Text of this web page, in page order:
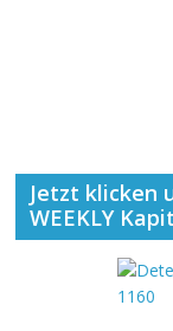
Jetzt klicken
WEEKLY